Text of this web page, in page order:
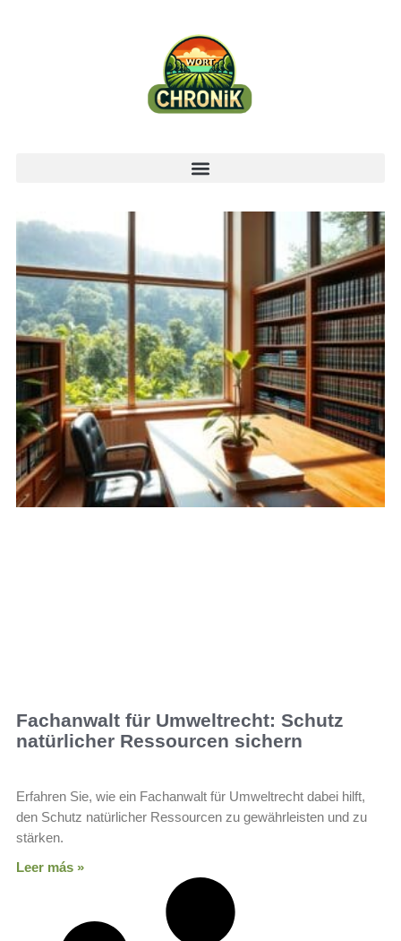
Fachanwalt für Umweltrecht: Schutz
natürlicher Ressourcen sichern
Erfahren Sie, wie ein Fachanwalt für Umweltrecht dabei hilft,
den Schutz natürlicher Ressourcen zu gewährleisten und zu
stärken.
Leer más »